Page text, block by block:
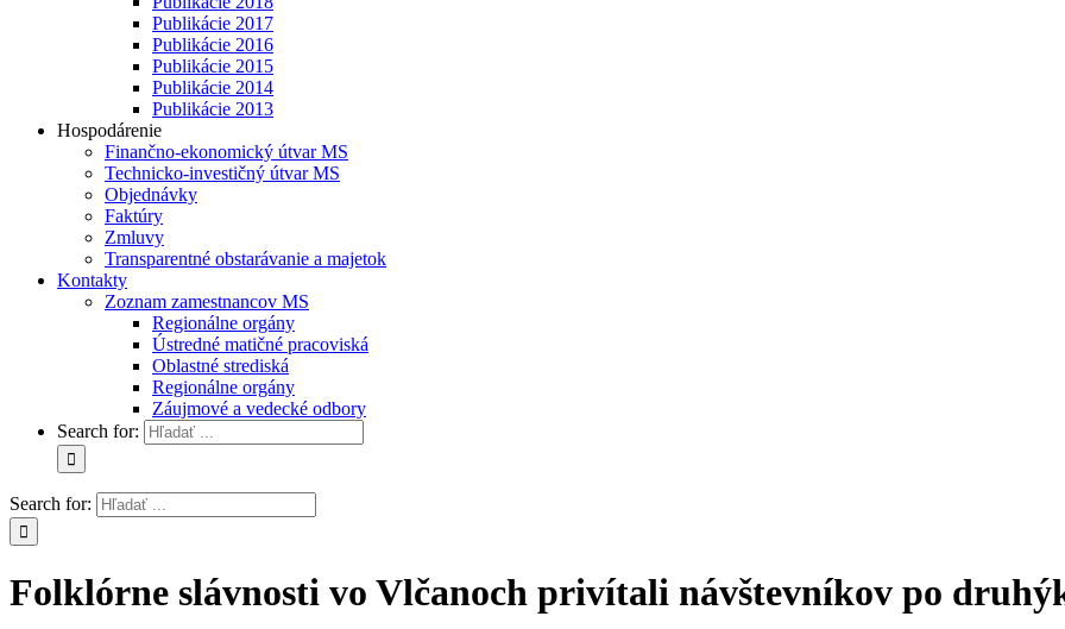
Publikácie 2017
Publikácie 2016
Publikácie 2015
Publikácie 2014
Publikácie 2013
Hospodárenie
Finančno-ekonomický útvar MS
Technicko-investičný útvar MS
Objednávky
Faktúry
Zmluvy
Transparentné obstarávanie a majetok
Kontakty
Zoznam zamestnancov MS
Regionálne orgány
Ústredné matičné pracoviská
Oblastné strediská
Regionálne orgány
Záujmové a vedecké odbory
Search for:
Search for:
Folklórne slávnosti vo Vlčanoch privítali návštevníkov po